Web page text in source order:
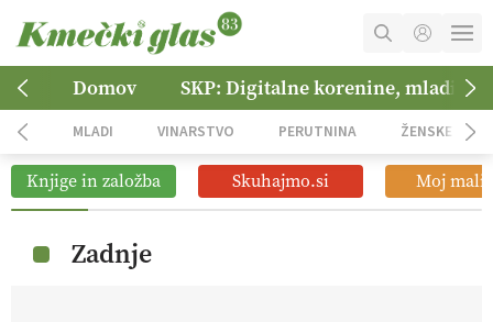
MOJ RAČUN
NAROČITE SE
OGLASNO TRŽENJE
Domov SKP: Digitalne korenine, mladi
MLADI VINARSTVO PERUTNINA ŽENSKE
Knjige in založba Skuhajmo.si Moj mali
Zadnje